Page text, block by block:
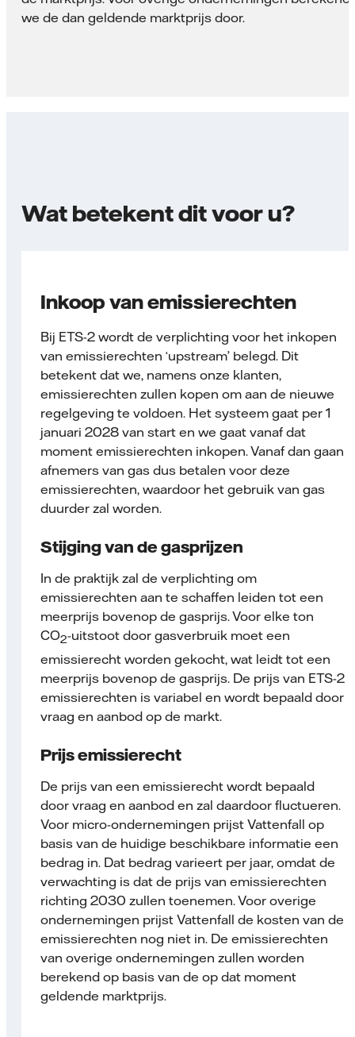
we de dan geldende marktprijs door.
Wat betekent dit voor u?
Inkoop van emissierechten
Bij ETS-2 wordt de verplichting voor het inkopen
van emissierechten ‘upstream’ belegd. Dit
betekent dat we, namens onze klanten,
emissierechten zullen kopen om aan de nieuwe
regelgeving te voldoen. Het systeem gaat per 1
januari 2028 van start en we gaat vanaf dat
moment emissierechten inkopen. Vanaf dan gaan
afnemers van gas dus betalen voor deze
emissierechten, waardoor het gebruik van gas
duurder zal worden.
Stijging van de gasprijzen
In de praktijk zal de verplichting om
emissierechten aan te schaffen leiden tot een
meerprijs bovenop de gasprijs. Voor elke ton
CO2-uitstoot door gasverbruik moet een
emissierecht worden gekocht, wat leidt tot een
meerprijs bovenop de gasprijs. De prijs van ETS-2
emissierechten is variabel en wordt bepaald door
vraag en aanbod op de markt.
Prijs emissierecht
De prijs van een emissierecht wordt bepaald
door vraag en aanbod en zal daardoor fluctueren.
Voor micro-ondernemingen prijst Vattenfall op
basis van de huidige beschikbare informatie een
bedrag in. Dat bedrag varieert per jaar, omdat de
verwachting is dat de prijs van emissierechten
richting 2030 zullen toenemen. Voor overige
ondernemingen prijst Vattenfall de kosten van de
emissierechten nog niet in. De emissierechten
van overige ondernemingen zullen worden
berekend op basis van de op dat moment
geldende marktprijs.